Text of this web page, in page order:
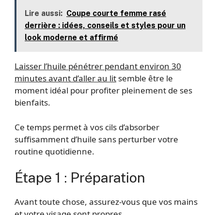
Lire aussi: Coupe courte femme rasé
derrière : idées, conseils et styles pour un
look moderne et affirmé
Laisser l’huile pénétrer pendant environ 30
minutes avant d’aller au lit semble être le
moment idéal pour profiter pleinement de ses
bienfaits.
Ce temps permet à vos cils d’absorber
suffisamment d’huile sans perturber votre
routine quotidienne.
Étape 1 : Préparation
Avant toute chose, assurez-vous que vos mains